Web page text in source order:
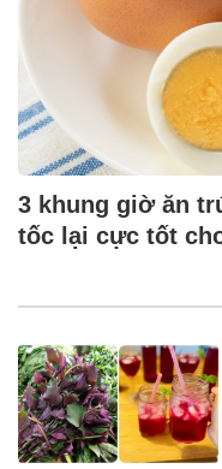
3 khung giờ ăn
tốc lại cực tốt